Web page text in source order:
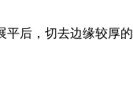
后，切去边缘较厚